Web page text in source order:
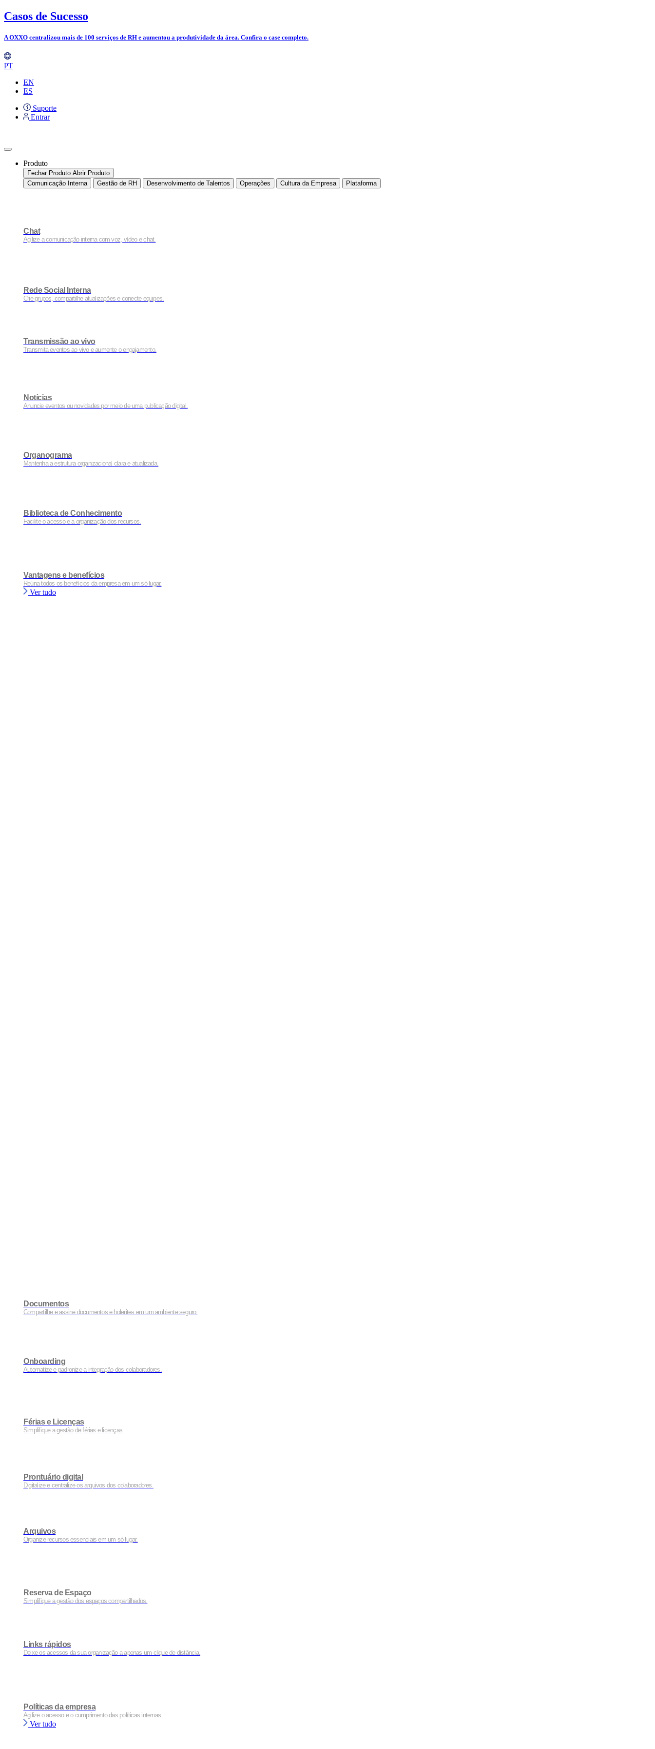
Ir
para
conteúdo
Casos de Sucesso
A OXXO centralizou mais de 100 serviços de RH e aumentou a produtividade da área. Confira o case completo.
PT
EN
ES
Suporte
Entrar
Produto
Fechar Produto Abrir Produto
Comunicação Interna
Gestão de RH Desenvolvimento de Talentos Operações Cultura da Empresa Plataforma
Chat
Agilize a comunicação interna com voz, vídeo e chat.
Rede Social Interna
Crie grupos, compartilhe atualizações e conecte equipes.
Transmissão ao vivo
Transmita eventos ao vivo e aumente o engajamento.
Notícias
Anuncie eventos ou novidades por meio de uma publicação digital.
Organograma
Mantenha a estrutura organizacional clara e atualizada.
Biblioteca de Conhecimento
Facilite o acesso e a organização dos recursos.
Vantagens e benefícios
Reúna todos os benefícios da empresa em um só lugar.
Ver tudo
Documentos
Compartilhe e assine documentos e holerites em um ambiente seguro.
Onboarding
Automatize e padronize a integração dos colaboradores.
Férias e Licenças
Simplifique a gestão de férias e licenças.
Prontuário digital
Digitalize e centralize os arquivos dos colaboradores.
Arquivos
Organize recursos essenciais em um só lugar.
Reserva de Espaço
Simplifique a gestão dos espaços compartilhados.
Links rápidos
Deixe os acessos da sua organização a apenas um clique de distância.
Políticas da empresa
Agilize o acesso e o cumprimento das políticas internas.
Ver tudo